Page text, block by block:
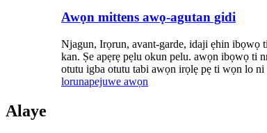
Awọn mittens awọ-agutan gidi
Njagun, Irọrun, avant-garde, idaji ẹhin ibọwọ
kan. Ṣe apẹrẹ pẹlu okun pelu. awọn ibọwọ ti
otutu igba otutu tabi awọn irọlẹ pẹ ti wọn lo ni
lorunapejuwe awọn
Alaye